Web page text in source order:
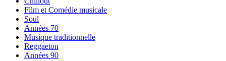
Film et Comédie musicale
Soul
Années 70
Musique traditionnelle
Reggaeton
Années 90